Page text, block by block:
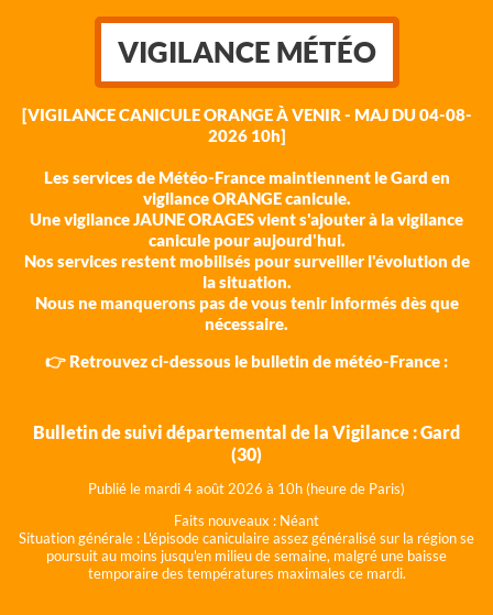
VIGILANCE MÉTÉO
[VIGILANCE CANICULE ORANGE À VENIR - MAJ DU 04-08-
2026 10h]
Les services de Météo-France maintiennent le Gard en
vigilance ORANGE canicule.
Une vigilance JAUNE ORAGES vient s'ajouter à la vigilance
canicule pour aujourd'hui.
Nos services restent mobilisés pour surveiller l'évolution de
la situation.
Nous ne manquerons pas de vous tenir informés dès que
nécessaire.
👉 Retrouvez ci-dessous le bulletin de météo-France :
Bulletin de suivi départemental de la Vigilance : Gard
(30)
Publié le mardi 4 août 2026 à 10h (heure de Paris)
Faits nouveaux : Néant
Situation générale : L'épisode caniculaire assez généralisé sur la région se
poursuit au moins jusqu'en milieu de semaine, malgré une baisse
temporaire des températures maximales ce mardi.